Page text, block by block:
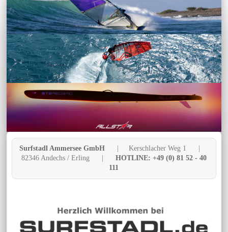
Surfstadl Ammersee GmbH | Kerschlacher Weg 1 |
82346 Andechs / Erling | HOTLINE: +49 (0) 81 52 - 40
111